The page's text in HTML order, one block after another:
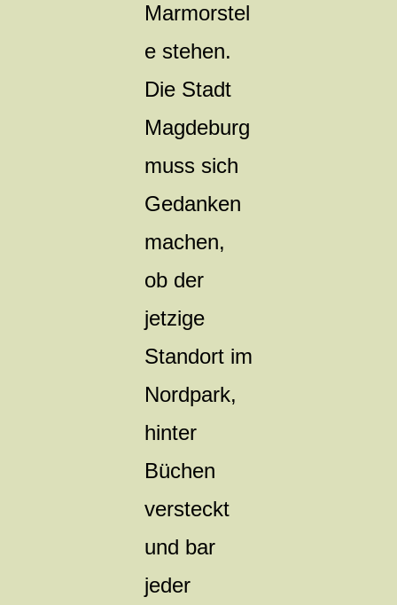
Marmorstel
e stehen.
Die Stadt
Magdeburg
muss sich
Gedanken
machen,
ob der
jetzige
Standort im
Nordpark,
hinter
Büchen
versteckt
und bar
jeder